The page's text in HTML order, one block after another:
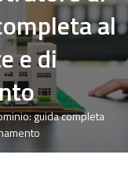
al
e di
guida completa